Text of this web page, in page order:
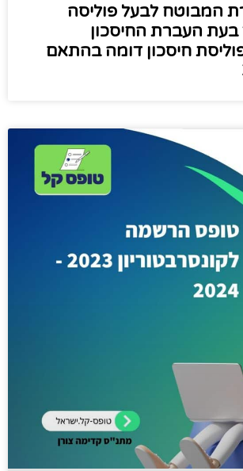
המבוטח לבעל פוליסה
בעת העברת החיסכון
חיסכון דומה בהתאם